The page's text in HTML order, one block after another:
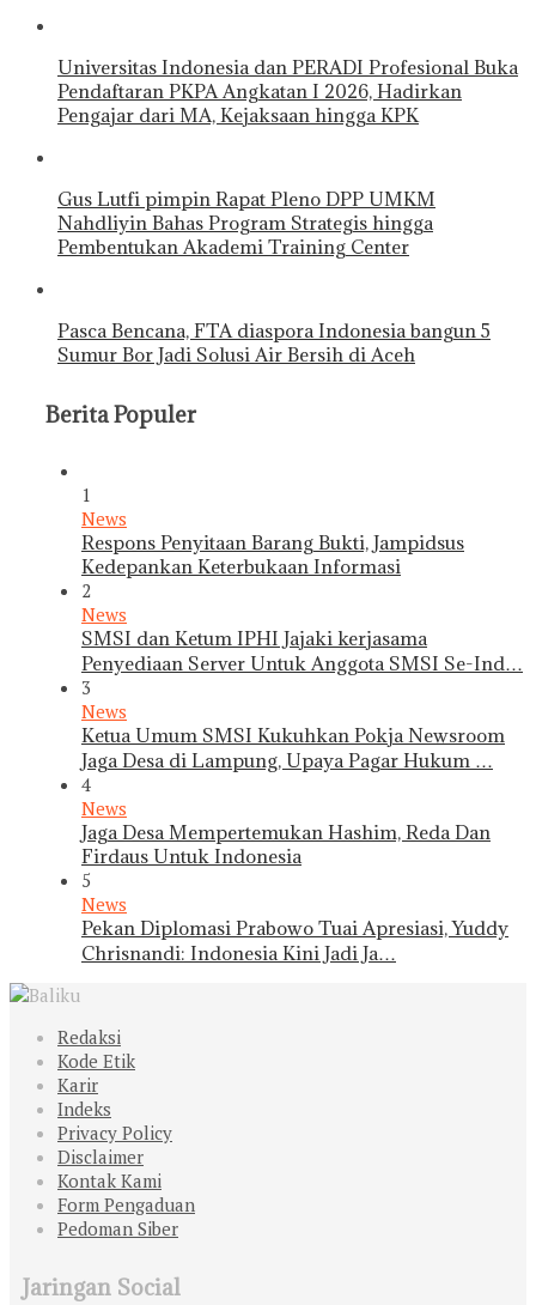
Universitas Indonesia dan PERADI Profesional Buka
Pendaftaran PKPA Angkatan I 2026, Hadirkan
Pengajar dari MA, Kejaksaan hingga KPK
Gus Lutfi pimpin Rapat Pleno DPP UMKM
Nahdliyin Bahas Program Strategis hingga
Pembentukan Akademi Training Center
Pasca Bencana, FTA diaspora Indonesia bangun 5
Sumur Bor Jadi Solusi Air Bersih di Aceh
Berita Populer
1
News
Respons Penyitaan Barang Bukti, Jampidsus
Kedepankan Keterbukaan Informasi
2
News
SMSI dan Ketum IPHI Jajaki kerjasama
Penyediaan Server Untuk Anggota SMSI Se-Ind…
3
News
Ketua Umum SMSI Kukuhkan Pokja Newsroom
Jaga Desa di Lampung, Upaya Pagar Hukum …
4
News
Jaga Desa Mempertemukan Hashim, Reda Dan
Firdaus Untuk Indonesia
5
News
Pekan Diplomasi Prabowo Tuai Apresiasi, Yuddy
Chrisnandi: Indonesia Kini Jadi Ja…
Redaksi
Kode Etik
Karir
Indeks
Privacy Policy
Disclaimer
Kontak Kami
Form Pengaduan
Pedoman Siber
Jaringan Social